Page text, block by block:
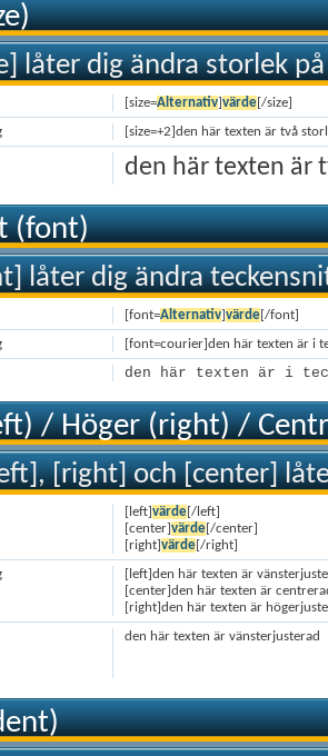
låter dig ändra storlek
[size=Alternativ]värde[/size]
[size=+2]den här texten är två
den här texten är
(font)
låter dig ändra
[font=Alternativ]värde[/font]
[font=courier]den här texten är i
den här texten är i
/ Höger (right) /
[right] och [center]
[left]värde[/left]
[center]värde[/center]
[right]värde[/right]
[left]den här texten är
[center]den här texten är
[right]den här texten är
den här texten är vänsterjusterad